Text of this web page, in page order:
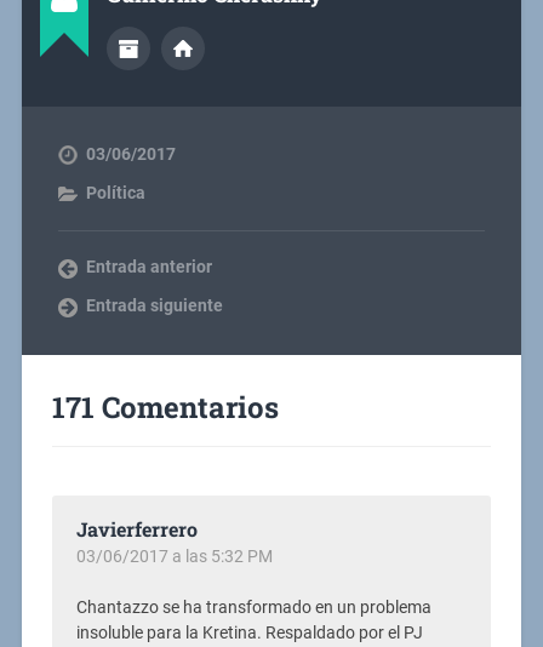
03/06/2017
Política
Entrada anterior
Entrada siguiente
171 Comentarios
Javierferrero
03/06/2017 a las 5:32 PM
Chantazzo se ha transformado en un problema
insoluble para la Kretina. Respaldado por el PJ